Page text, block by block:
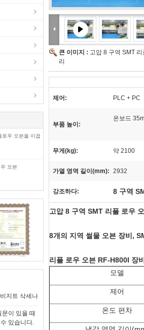
로우 오븐을 이끕
오븐
지트 삭세나
이 있을 때
있습니다.
큰 이미지 : 고압 8 구역 SMT
리
제어: PLC + PC
부품 높이:
온보드
무게(kg): 약 2100
가열 영역 길이(mm): 2932
강조하다: 8 구역
고압 8 구역 SMT 리플 로우
8개의 지역 썰물 오븐 장비,
리플 로우 오븐 RF-H800I 장
모델
제어
온도 편차